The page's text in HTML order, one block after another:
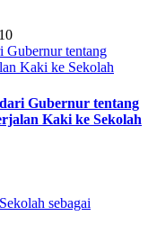
Gubernur tentang
Kaki ke Sekolah
Gubernur tentang
Kaki ke Sekolah
sebagai